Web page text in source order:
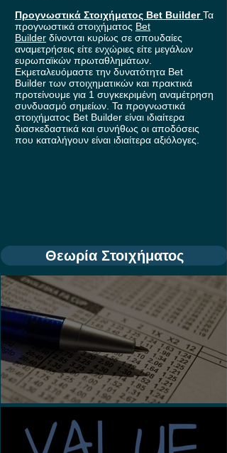
Προγνωστικά Στοιχήματος Bet BuilderΤα
προγνωστικά στοιχήματος Bet
Builder δίνονται κυρίως σε σπουδαίες
αναμετρήσεις είτε ενχώριες είτε μεγάλων
ευρωπαϊκών πρωταθλημάτων.
Εκμεταλευόμαστε την δυνατότητα Bet
Builder των στοιχηματικών και πρακτικά
προτείνουμε για 1 συγκεκριμένη αναμέτρηση
συνδυασμό σημείων. Τα προγνωστικά
στοιχήματος Bet Builder είναι ιδιαίτερα
διασκεδαστικά και συνήθως οι αποδόσεις
που καταλήγουν είναι ιδιαίτερα αξιόλογες.
Θεωρία Στοιχήματος
Τι είναι τα Ασιατικά Χάντικαπ;